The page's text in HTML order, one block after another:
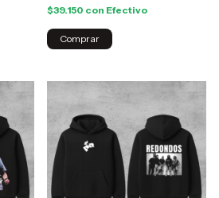
$39.150 con Efectivo
Comprar